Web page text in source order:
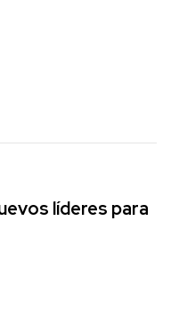
líderes para